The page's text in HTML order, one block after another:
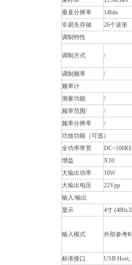
垂直分辨率
14bits
非易失存储
26个波形
调制特性
调制方式 /
调制频率
/
频率计
测量功能
/
频率范围/
/
频率分辨率
/
功放功能（可选）
全功率带宽
增益
X10
大输出功率
10W
大输出电压
22Vpp
输入/输出
显示
4寸
输入模式 外部参考
标准接口 USB Host,